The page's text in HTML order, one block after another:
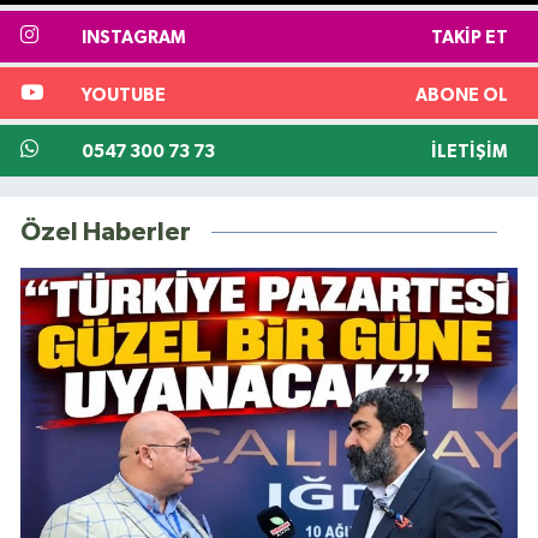
INSTAGRAM TAKIP ET
YOUTUBE ABONE OL
0547 300 73 73 İLETIŞIM
Özel Haberler